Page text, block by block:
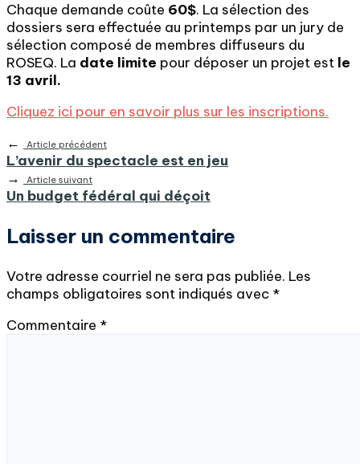
Chaque demande coûte 60$. La sélection des
dossiers sera effectuée au printemps par un jury de
sélection composé de membres diffuseurs du
ROSEQ. La date limite pour déposer un projet est le
13 avril.
Cliquez ici pour en savoir plus sur les inscriptions.
←
Article précédent
L’avenir du spectacle est en jeu
→
Article suivant
Un budget fédéral qui déçoit
Laisser un commentaire
Votre adresse courriel ne sera pas publiée. Les
champs obligatoires sont indiqués avec *
Commentaire *